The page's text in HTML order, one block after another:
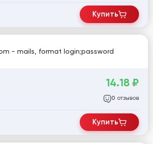
Купить
- mails, format login;password
14.18 ₽
0 отзывов
Купить